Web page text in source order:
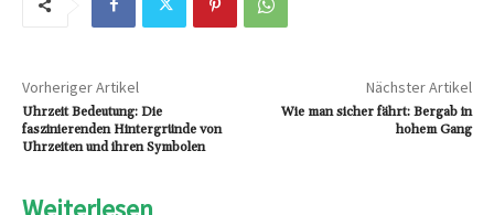
Vorheriger Artikel
Uhrzeit Bedeutung: Die
faszinierenden Hintergründe von
Uhrzeiten und ihren Symbolen
Nächster Artikel
Wie man sicher fährt: Bergab in
hohem Gang